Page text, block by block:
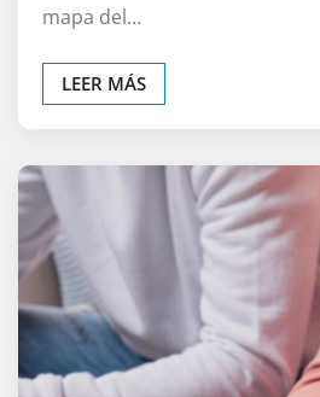
mapa del…
LEER MÁS